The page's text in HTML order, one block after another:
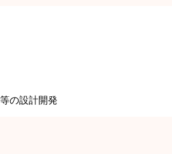
の設計開発